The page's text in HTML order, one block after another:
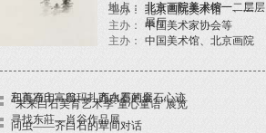
地点：
北京画院美术馆一、二层
展厅
主办：
中国美术馆、北京画院
“未来白石美育艺术季·童心童语”展览
问虫——齐白石的草间对话
主办：
北京画院美术馆
三百石印富翁——齐白石的金石心迹
地点：
北京画院美术馆一二层
主办：
中国美术家协会等
和美净土—巴玛扎西水墨画展
寻找东莊—肖谷作品展